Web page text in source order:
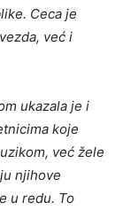
Ceca je
već i
ukazala je i
koje
već žele
njihove
u redu. To